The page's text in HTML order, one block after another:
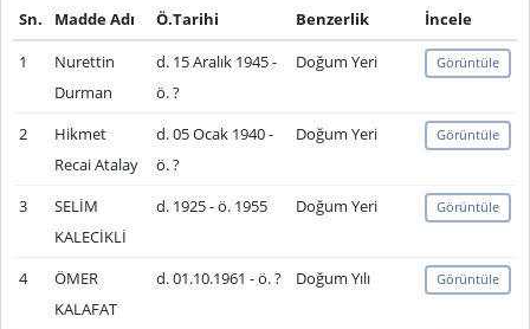
Sn. Madde Adı
Ö.Tarihi
Benzerlik
İncele
1
Nurettin
Durman
d. 15 Aralık 1945 -
ö. ?
Doğum Yeri Görüntüle
2
Hikmet
Recai Atalay
d. 05 Ocak 1940 -
ö. ?
Doğum Yeri Görüntüle
3
SELİM
KALECİKLİ
d. 1925 - ö. 1955 Doğum Yeri Görüntüle
4
ÖMER
KALAFAT
d. 01.10.1961 - ö. ? Doğum Yılı Görüntüle